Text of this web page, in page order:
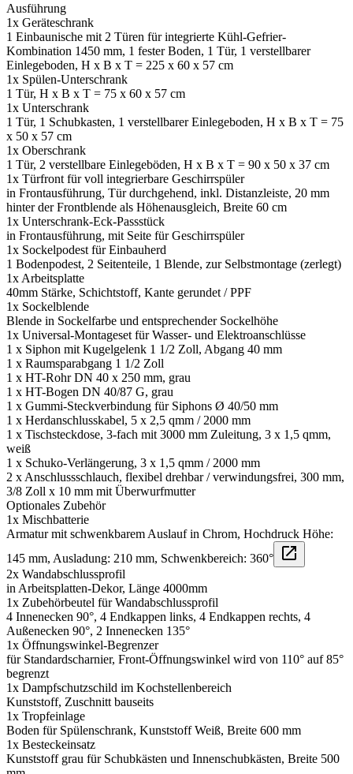
Ausführung
1x Geräteschrank
1 Einbaunische mit 2 Türen für integrierte Kühl-Gefrier-
Kombination 1450 mm, 1 fester Boden, 1 Tür, 1 verstellbarer
Einlegeboden, H x B x T = 225 x 60 x 57 cm
1x Spülen-Unterschrank
1 Tür, H x B x T = 75 x 60 x 57 cm
1x Unterschrank
1 Tür, 1 Schubkasten, 1 verstellbarer Einlegeboden, H x B x T = 75
x 50 x 57 cm
1x Oberschrank
1 Tür, 2 verstellbare Einlegeböden, H x B x T = 90 x 50 x 37 cm
1x Türfront für voll integrierbare Geschirrspüler
in Frontausführung, Tür durchgehend, inkl. Distanzleiste, 20 mm
hinter der Frontblende als Höhenausgleich, Breite 60 cm
1x Unterschrank-Eck-Passstück
in Frontausführung, mit Seite für Geschirrspüler
1x Sockelpodest für Einbauherd
1 Bodenpodest, 2 Seitenteile, 1 Blende, zur Selbstmontage (zerlegt)
1x Arbeitsplatte
40mm Stärke, Schichtstoff, Kante gerundet / PPF
1x Sockelblende
Blende in Sockelfarbe und entsprechender Sockelhöhe
1x Universal-Montageset für Wasser- und Elektroanschlüsse
1 x Siphon mit Kugelgelenk 1 1/2 Zoll, Abgang 40 mm
1 x Raumsparabgang 1 1/2 Zoll
1 x HT-Rohr DN 40 x 250 mm, grau
1 x HT-Bogen DN 40/87 G, grau
1 x Gummi-Steckverbindung für Siphons Ø 40/50 mm
1 x Herdanschlusskabel, 5 x 2,5 qmm / 2000 mm
1 x Tischsteckdose, 3-fach mit 3000 mm Zuleitung, 3 x 1,5 qmm,
weiß
1 x Schuko-Verlängerung, 3 x 1,5 qmm / 2000 mm
2 x Anschlussschlauch, flexibel drehbar / verwindungsfrei, 300 mm,
3/8 Zoll x 10 mm mit Überwurfmutter
Optionales Zubehör
1x Mischbatterie
Armatur mit schwenkbarem Auslauf in Chrom, Hochdruck Höhe:
145 mm, Ausladung: 210 mm, Schwenkbereich: 360°
2x Wandabschlussprofil
in Arbeitsplatten-Dekor, Länge 4000mm
1x Zubehörbeutel für Wandabschlussprofil
4 Innenecken 90°, 4 Endkappen links, 4 Endkappen rechts, 4
Außenecken 90°, 2 Innenecken 135°
1x Öffnungswinkel-Begrenzer
für Standardscharnier, Front-Öffnungswinkel wird von 110° auf 85°
begrenzt
1x Dampfschutzschild im Kochstellenbereich
Kunststoff, Zuschnitt bauseits
1x Tropfeinlage
Boden für Spülenschrank, Kunststoff Weiß, Breite 600 mm
1x Besteckeinsatz
Kunststoff grau für Schubkästen und Innenschubkästen, Breite 500